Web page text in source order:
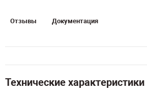
Отзывы Документация
Технические характеристики